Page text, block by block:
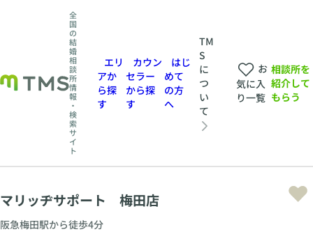
全
国
の
結
婚
相
談
所
情
報
・
検
索
サ
イ
ト
エリ
アか
ら探
す
カウン
セラー
から探
す
はじ
めて
の方
へ
TM
S
に
つ
い
て
お
気に入
り一覧
相談所を
紹介して
もらう
マリッヂサポート 梅田店
阪急梅田駅から徒歩4分